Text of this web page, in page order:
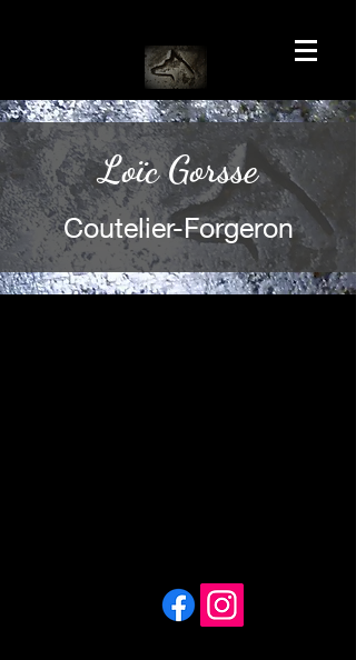
Loïc Gorsse
Coutelier-Forgeron